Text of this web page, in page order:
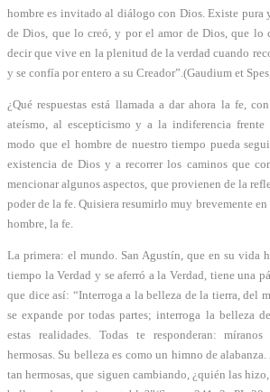
hombre es invitado al diálogo con Dios. Existe pura
de Dios, que lo creó, y por el amor de Dios, que lo
decir que vive en la plenitud de la verdad cuando
y se confía por entero a su Creador”.(Gaudium et
¿Qué respuestas está llamada a dar ahora la fe,
ateísmo, al escepticismo y a la indiferencia
modo que el hombre de nuestro tiempo pueda
existencia de Dios y a recorrer los caminos que
mencionar algunos aspectos, que provienen de la
poder de la fe. Quisiera resumirlo muy brevemente
hombre, la fe.
La primera: el mundo. San Agustín, que en su vida
tiempo la Verdad y se aferró a la Verdad, tiene una
que dice así: “Interroga a la belleza de la tierra, del
se expande por todas partes; interroga la belleza
estas realidades. Todas te responderan:
hermosas. Su belleza es como un himno de
tan hermosas, que siguen cambiando, ¿quién las